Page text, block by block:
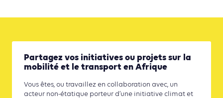
Partagez vos initiatives ou projets sur la
mobilité et le transport en Afrique
Vous êtes, ou travaillez en collaboration avec, un
acteur non-étatique porteur d’une initiative climat et